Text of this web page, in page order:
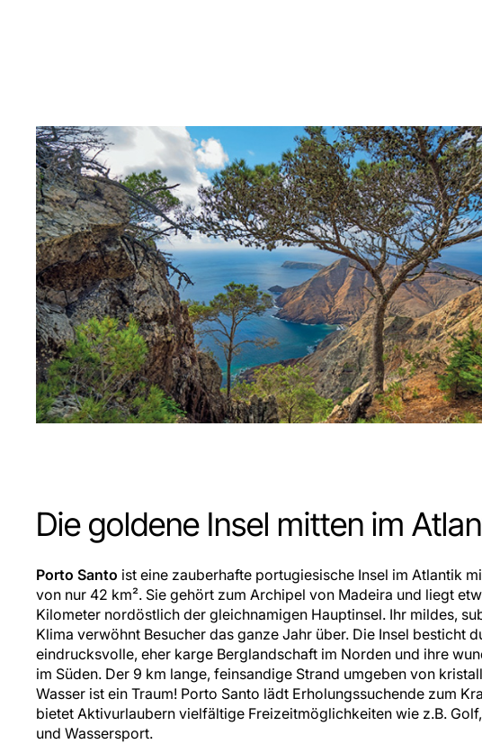
Die goldene Insel mitten im
Porto Santo ist eine zauberhafte portugiesische Insel im Atlantik
von nur 42 km². Sie gehört zum Archipel von Madeira und liegt
Kilometer nordöstlich der gleichnamigen Hauptinsel. Ihr mildes,
Klima verwöhnt Besucher das ganze Jahr über. Die Insel besticht
eindrucksvolle, eher karge Berglandschaft im Norden und ihre
im Süden. Der 9 km lange, feinsandige Strand umgeben von
Wasser ist ein Traum! Porto Santo lädt Erholungssuchende zum
bietet Aktivurlaubern vielfältige Freizeitmöglichkeiten wie z.B.
und Wassersport.